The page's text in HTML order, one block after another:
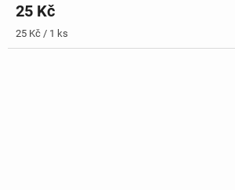
25 Kč
Měrná
cena:
25 Kč / 1 ks